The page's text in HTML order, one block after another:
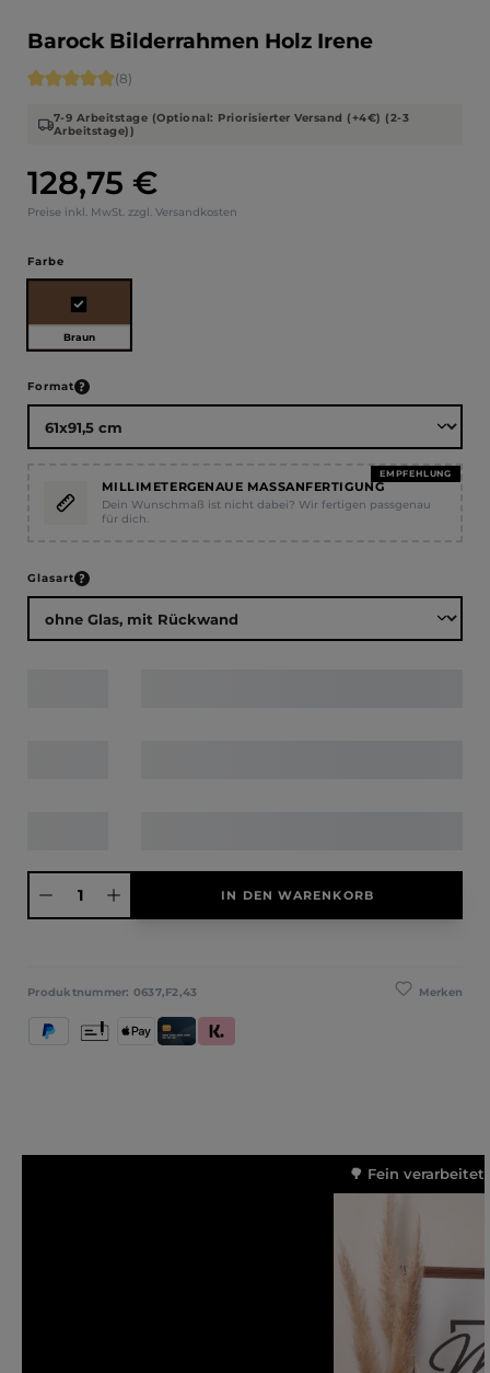
Barock Bilderrahmen Holz Irene
Regulärer Preis:
128,75 €
Preise inkl. MwSt. zzgl. Versandkosten
Durchschnittliche Bewertung von 5 von 5 Sternen
(8)
7-9 Arbeitstage (Optional: Priorisierter Versand (+4€) (2-3
Arbeitstage))
Farbeauswählen
Braun
Formatauswählen
EMPFEHLUNG
MILLIMETERGENAUE MASSANFERTIGUNG
Dein Wunschmaß ist nicht dabei? Wir fertigen passgenau
für dich.
Glasartauswählen
IN DEN WARENKORB
Merken
Produktnummer: 0637,F2,43
PayPal Apple PayKredit- und Debitkarte
Klarna (Rechnung / Ratenkauf / Sofort)
Vorkasse
🌳 Fein